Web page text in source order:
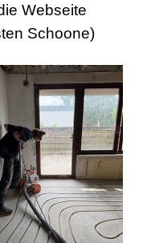
Webseite
Schoone)